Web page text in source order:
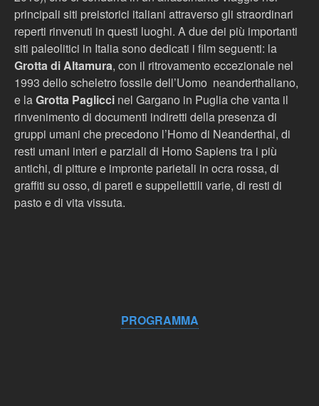
principali siti preistorici italiani attraverso gli straordinari
reperti rinvenuti in questi luoghi. A due dei più importanti
siti paleolitici in Italia sono dedicati i film seguenti: la
Grotta di Altamura, con il ritrovamento eccezionale nel
1993 dello scheletro fossile dell’Uomo neanderthaliano,
e laGrotta Paglicci nel Gargano in Puglia che vanta il
rinvenimento di documenti indiretti della presenza di
gruppi umani che precedono l’Homo di Neanderthal, di
resti umani interi e parziali di Homo Sapiens tra i più
antichi, di pitture e impronte parietali in ocra rossa, di
graffiti su osso, di pareti e suppellettili varie, di resti di
pasto e di vita vissuta.
PROGRAMMA